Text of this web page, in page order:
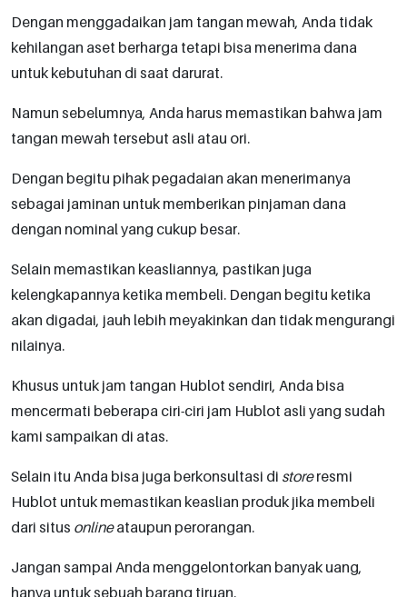
Dengan menggadaikan jam tangan mewah, Anda tidak
kehilangan aset berharga tetapi bisa menerima dana
untuk kebutuhan di saat darurat.
Namun sebelumnya, Anda harus memastikan bahwa jam
tangan mewah tersebut asli atau ori.
Dengan begitu pihak pegadaian akan menerimanya
sebagai jaminan untuk memberikan pinjaman dana
dengan nominal yang cukup besar.
Selain memastikan keasliannya, pastikan juga
kelengkapannya ketika membeli. Dengan begitu ketika
akan digadai, jauh lebih meyakinkan dan tidak mengurangi
nilainya.
Khusus untuk jam tangan Hublot sendiri, Anda bisa
mencermati beberapa ciri-ciri jam Hublot asli yang sudah
kami sampaikan di atas.
Selain itu Anda bisa juga berkonsultasi di storeresmi
Hublot untuk memastikan keaslian produk jika membeli
dari situs onlineataupun perorangan.
Jangan sampai Anda menggelontorkan banyak uang,
hanya untuk sebuah barang tiruan.